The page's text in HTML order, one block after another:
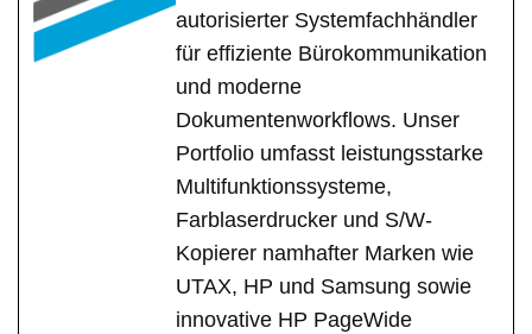
autorisierter Systemfachhändler
für effiziente Bürokommunikation
und moderne
Dokumentenworkflows. Unser
Portfolio umfasst leistungsstarke
Multifunktionssysteme,
Farblaserdrucker und S/W-
Kopierer namhafter Marken wie
UTAX, HP und Samsung sowie
innovative HP PageWide